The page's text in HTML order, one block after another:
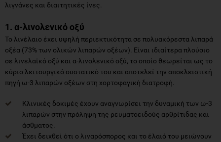
λιγνάνες και διαιτητικές ίνες.
1. α-λινολενικό οξύ
Το λινέλαιο έχει υψηλή περιεκτικότητα σε πολυακόρεστα λιπαρά
οξέα (73% των ολικών λιπαρών οξέων). Είναι ιδιαίτερα πλούσιο
σε λινελαϊκό οξύ και α-λινολενικό οξύ, το οποίο θεωρείται ως το
κύριο λειτουργικό συστατικό του και αποτελεί την αποκλειστική
πηγή ω-3 λιπαρών οξέων στη χορτοφαγική διατροφή.
Κλινικές δοκιμές έχουν αναγνωρίσει την δυναμική των ω-3
λιπαρών στην πρόληψη της ρευματοειδούς αρθρίτιδας και
άσθματος.
Έχει δειχθεί ότι ο λιναρόσπορος και το έλαιό του μειώνουν